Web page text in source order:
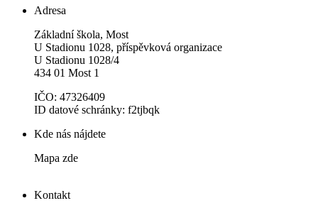
Adresa
Základní škola, Most
U Stadionu 1028, příspěvková organizace
U Stadionu 1028/4
434 01 Most 1
IČO: 47326409
ID datové schránky: f2tjbqk
Kde nás nájdete
Mapa zde
Kontakt